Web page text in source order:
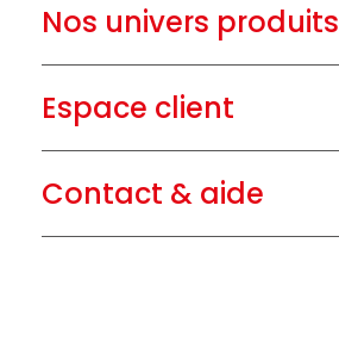
Nos univers produits
Espace client
Contact & aide